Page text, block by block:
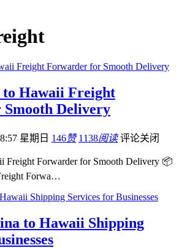
to Hawaii Freight
Delivery
星期日 146赞 1138阅读 评论关闭
Freight Forwarder for Smooth Delivery 📦
Forwa…
to Hawaii Shipping